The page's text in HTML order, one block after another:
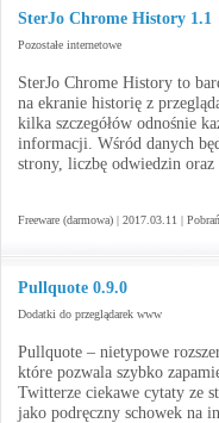
SterJo Chrome History 1.1
Pozostałe internetowe
SterJo Chrome History to
na ekranie historię z
kilka szczegółów odnośnie
informacji. Wśród danych
strony, liczbę odwiedzin
Freeware (darmowa) | 2017.03.11 |
Pullquote 0.9.0
Dodatki do przeglądarek www
Pullquote – nietypowe
które pozwala szybko
Twitterze ciekawe cytaty ze
jako podręczny schowek na